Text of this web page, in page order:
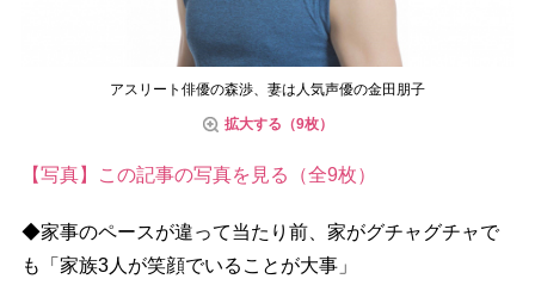
アスリート俳優の森渉、妻は人気声優の金田朋子
拡大する（9枚）
【写真】この記事の写真を見る（全9枚）
◆家事のペースが違って当たり前、家がグチャグチャで
も「家族3人が笑顔でいることが大事」